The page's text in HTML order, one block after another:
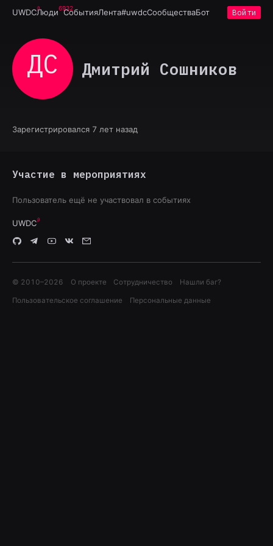
UWDCЛюди6932
СобытияЛента#uwdcСообществаБот Войти
ДС Дмитрий Сошников
Зарегистрировался 7 лет назад
Участие в мероприятиях
Пользователь ещё не участвовал в событиях
UWDC
© 2010–2026 О проекте Сотрудничество Нашли баг?
Пользовательское соглашение Персональные данные